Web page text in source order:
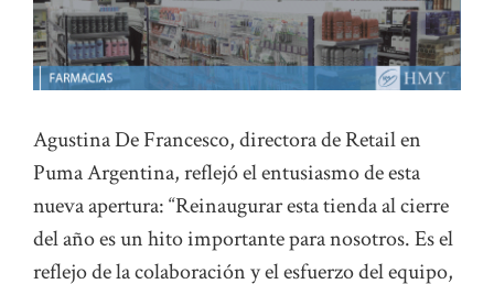
Agustina De Francesco, directora de Retail en
Puma Argentina, reflejó el entusiasmo de esta
nueva apertura: “Reinaugurar esta tienda al cierre
del año es un hito importante para nosotros. Es el
reflejo de la colaboración y el esfuerzo del equipo,